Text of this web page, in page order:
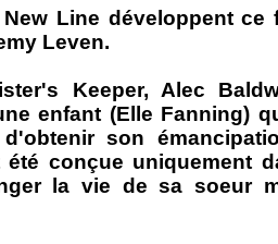
Line développent
Leven.
Keeper, Alec
enfant (Elle Fanning)
son
été conçue uniquement
la vie de sa soeur